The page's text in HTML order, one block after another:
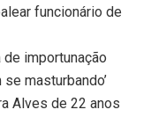
funcionário de
importunação
masturbando’
Alves de 22 anos